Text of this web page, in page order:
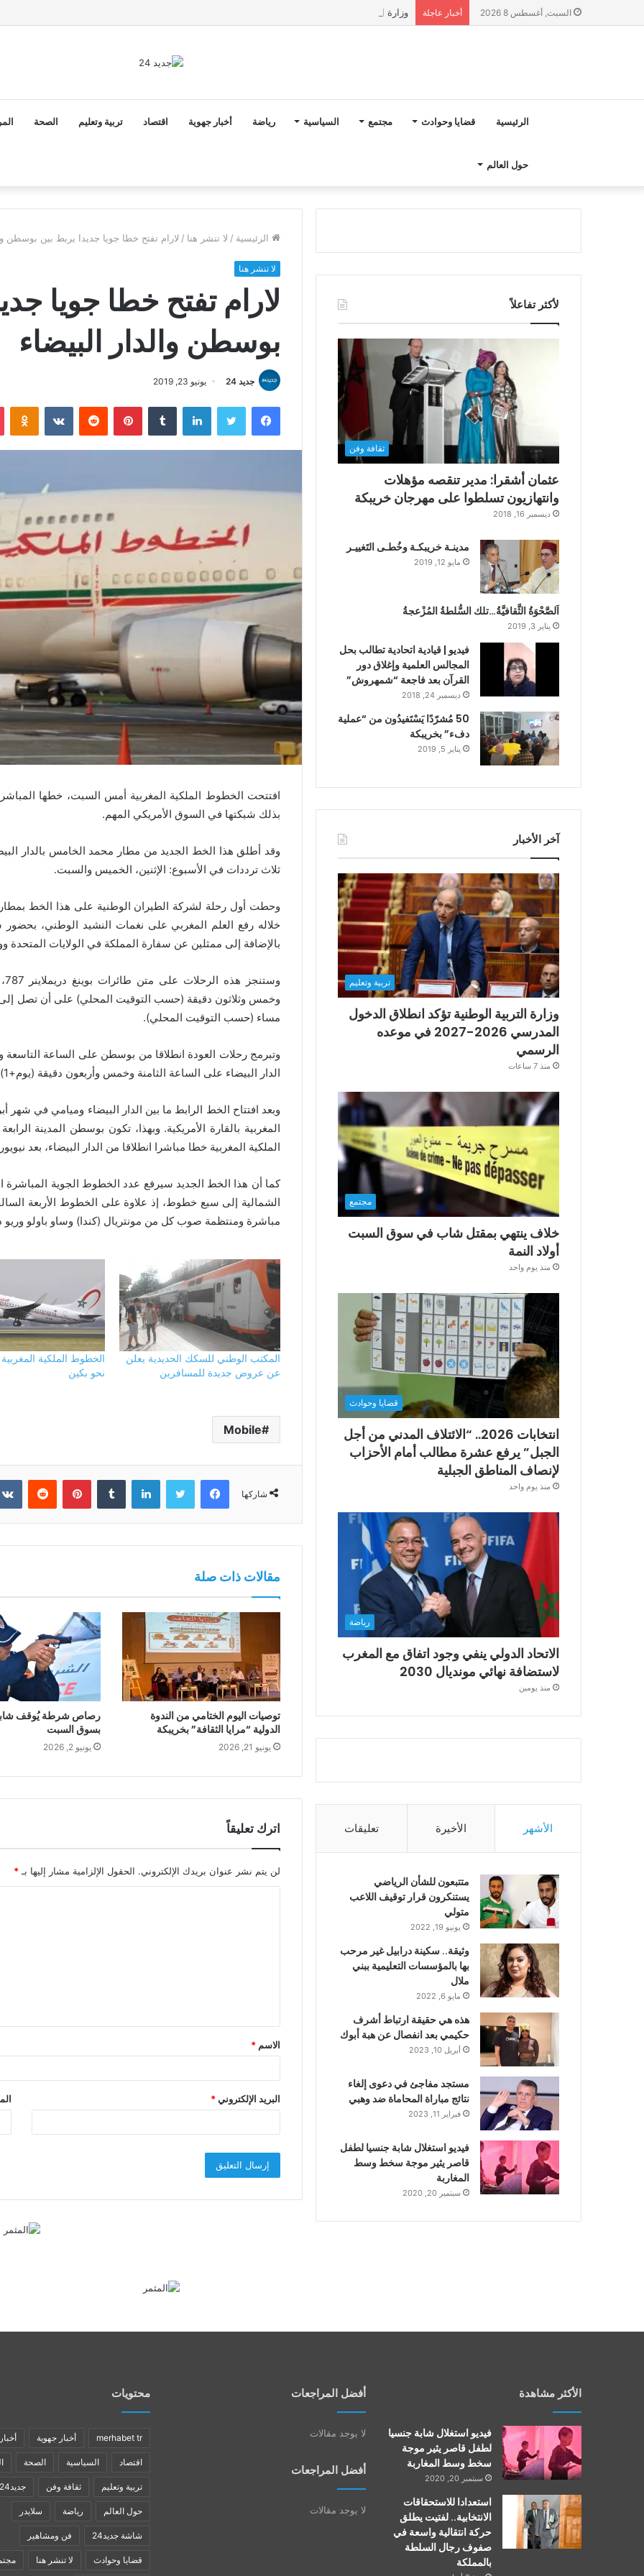
السبت, أغسطس 8 2026 أخبار عاجلة وزارة التربية الوطنية تؤكد انطلاق الدخول المدرسي 2026-2027 في موعده الرسمي
الرئيسية قضايا وحوادث مجتمع السياسية رياضة أخبار جهوية اقتصاد تربية وتعليم الصحة
حول العالم
الرئيسية / لا تنشر هنا / لارام تفتح خطا جويا جديدا يربط بين بوسطن
لا تنشر هنا
لارام تفتح خطا جويا
بوسطن والدار البيضاء
جديد 24 يونيو 23, 2019
فيسبوك تويتر لينكدإن بينتيريست
افتتحت الخطوط الملكية المغربية أمس السبت، خطها
بذلك شبكتها في السوق الأمريكي المهم.
ثلاث ترددات في الأسبوع: الإثنين، الخميس والسبت.
وحطت أول رحلة لشركة الطيران الوطنية على هذا الخط
خلاله رفع العلم المغربي على نغمات النشيد الوطني،
بالإضافة إلى ممثلين عن سفارة المملكة في الولايات المتحدة
وخمس وثلاثون دقيقة (حسب التوقيت المحلي) على أن تصل
مساء (حسب التوقيت المحلي).
وتبرمج رحلات العودة انطلاقا من بوسطن على الساعة
الدار البيضاء على الساعة الثامنة وخمس وأربعون دقيقة (يوم+1).
المغربية بالقارة الأمريكية. وبهذا، تكون بوسطن المدينة
الملكية المغربية خطا مباشرا انطلاقا من الدار البيضاء، بعد
كما أن هذا الخط الجديد سيرفع عدد الخطوط الجوية
الشمالية إلى سبع خطوط، إذ علاوة على الخطوط الأربعة
مباشرة ومنتظمة صوب كل من مونتريال (كندا) وساو باولو وريو
المكتب الوطني للسكك الحديدية يعلن
عن عروض جديدة للمسافرين
الخطوط الملكية المغربية
نحو بكين
Mobile
شاركها
فيسبوك تويتر لينكدإن بينتيريست
مقالات ذات صلة
توصيات اليوم الختامي من الندوة
الدولية “مرايا الثقافة” بخريبكة
يونيو 21, 2026
رصاص شرطة يُوقف شابا
بسوق السبت
يونيو 2, 2026
اترك تعليقاً
لن يتم نشر عنوان بريدك الإلكتروني. الحقول الإلزامية مشار إليها بـ *
ق
*
الاسم *
البريد الإلكتروني*
لأكثر تفاعلاً
ثقافة وفن
عثمان أشقرا: مدير تنقصه مؤهلات
وانتهازيون تسلطوا على مهرجان خريبكة
ديسمبر 16, 2018
مدينـة خريبكـة وخُطـى التَغييـر
مايو 12, 2019
اَلصَّحْوَةُ الثَّقافيَّةُ…تلك السُّلطةُ المُزْعجةُ
يناير 3, 2019
فيديو | قيادية اتحادية تطالب بحل
المجالس العلمية وإغلاق دور
القرآن بعد فاجعة “شمهروش”
ديسمبر 24, 2018
50 مُشرّدًا يَسْتَفيدُون من “عملية
دفء” بخريبكة
يناير 5, 2019
آخر الأخبار
تربية وتعليم
وزارة التربية الوطنية تؤكد انطلاق الدخول
المدرسي 2026-2027 في موعده
الرسمي
منذ 7 ساعات
مجتمع
خلاف ينتهي بمقتل شاب في سوق السبت
أولاد النمة
منذ يوم واحد
قضايا وحوادث
انتخابات 2026.. “الائتلاف المدني من أجل
الجبل” يرفع عشرة مطالب أمام الأحزاب
لإنصاف المناطق الجبلية
منذ يوم واحد
رياضة
الاتحاد الدولي ينفي وجود اتفاق مع المغرب
لاستضافة نهائي مونديال 2030
منذ يومين
الأشهر الأخيرة تعليقات
متتبعون للشأن الرياضي
يستنكرون قرار توقيف اللاعب
متولي
يونيو 19, 2022
وثيقة.. سكينة درابيل غير مرحب
بها بالمؤسسات التعليمية ببني
ملال
مايو 6, 2022
هذه هي حقيقة ارتباط أشرف
حكيمي بعد انفصال عن هبة أبوك
أبريل 10, 2023
مستجد مفاجئ في دعوى إلغاء
نتائج مباراة المحاماة ضد وهبي
فبراير 11, 2023
فيديو استغلال شابة جنسيا لطفل
قاصر يثير موجة سخط وسط
المغاربة
سبتمبر 20, 2020
الأكثر مشاهدة
فيديو استغلال شابة جنسيا
لطفل قاصر يثير موجة
سخط وسط المغاربة
سبتمبر 20, 2020
استعدادا للاستحقاقات
الانتخابية.. لفتيت يطلق
حركة انتقالية واسعة في
صفوف رجال السلطة
بالمملكة
أفضل المراجعات
لا يوجد مقالات
أفضل المراجعات
لا يوجد مقالات
محتويات
merhabet tr أخبار جهوية
اقتصاد السياسية الصحة
تربية وتعليم ثقافة وفن جديد24
حول العالم رياضة سلايدر
شاشة جديد24 فن ومشاهير
قضايا وحوادث لا تنشر هنا